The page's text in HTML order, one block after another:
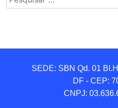
por:
SEDE: SBN Qd. 01
DF - CEP:
CNPJ: